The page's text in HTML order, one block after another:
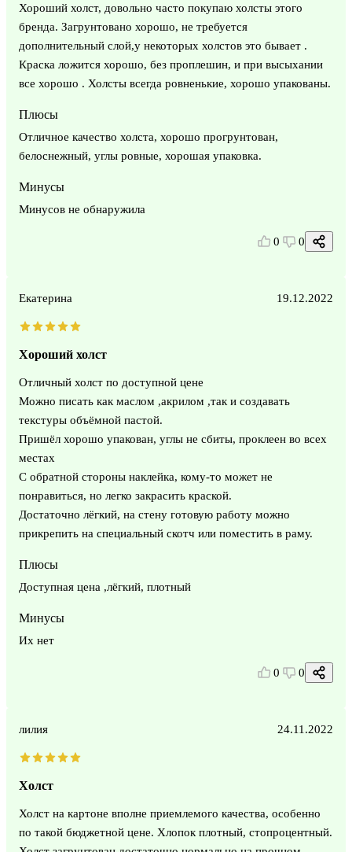
Хороший холст, довольно часто покупаю холсты этого
бренда. Загрунтовано хорошо, не требуется
дополнительный слой,у некоторых холстов это бывает .
Краска ложится хорошо, без проплешин, и при высыхании
все хорошо . Холсты всегда ровненькие, хорошо упакованы.
Плюсы
Отличное качество холста, хорошо прогрунтован,
белоснежный, углы ровные, хорошая упаковка.
Минусы
Минусов не обнаружила
0 0
Екатерина 19.12.2022
Хороший холст
Отличный холст по доступной цене
Можно писать как маслом ,акрилом ,так и создавать
текстуры объёмной пастой.
Пришёл хорошо упакован, углы не сбиты, проклеен во всех
местах
С обратной стороны наклейка, кому-то может не
понравиться, но легко закрасить краской.
Достаточно лёгкий, на стену готовую работу можно
прикрепить на специальный скотч или поместить в раму.
Плюсы
Доступная цена ,лёгкий, плотный
Минусы
Их нет
0 0
лилия 24.11.2022
Холст
Холст на картоне вполне приемлемого качества, особенно
по такой бюджетной цене. Хлопок плотный, стопроцентный.